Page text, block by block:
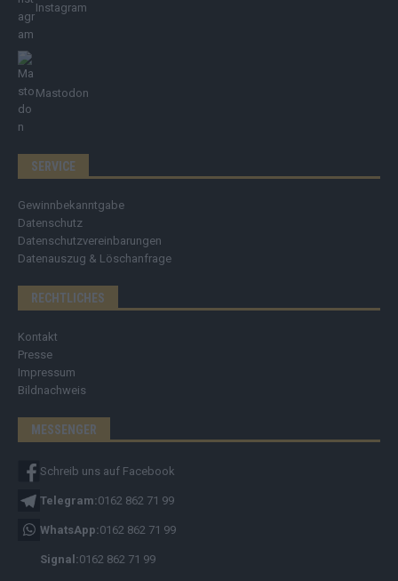
Instagram
Mastodon
SERVICE
Gewinnbekanntgabe
Datenschutz
Datenschutzvereinbarungen
Datenauszug & Löschanfrage
RECHTLICHES
Kontakt
Presse
Impressum
Bildnachweis
MESSENGER
Schreib uns auf Facebook
Telegram:0162 862 71 99
WhatsApp:0162 862 71 99
Signal:0162 862 71 99